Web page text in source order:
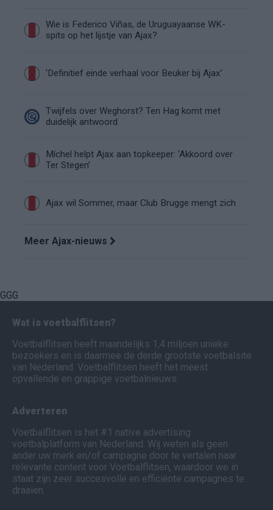
Wie is Federico Viñas, de Uruguayaanse WK-
spits op het lijstje van Ajax?
‘Definitief einde verhaal voor Beuker bij Ajax’
Twijfels over Weghorst? Ten Hag komt met
duidelijk antwoord
Míchel helpt Ajax aan topkeeper: ‘Akkoord over
Ter Stegen’
Ajax wil Sommer, maar Club Brugge mengt zich
Meer Ajax-nieuws
GGG
Wat is voetbalflitsen?
Voetbalflitsen heeft maandelijks 1,4 miljoen unieke
bezoekers en is daarmee de derde grootste voetbalsite
van Nederland. Voetbalflitsen heeft het meest
opvallende en grappige voetbalnieuws.
Adverteren
Voetbalflitsen is het #1 native advertising
voetbalplatform van Nederland. Wij weten als geen
ander uw merk en/of campagne door te vertalen naar
relevante content voor Voetbalflitsen, waardoor we in
staat zijn zeer succesvolle en efficiënte campagnes te
draaien.